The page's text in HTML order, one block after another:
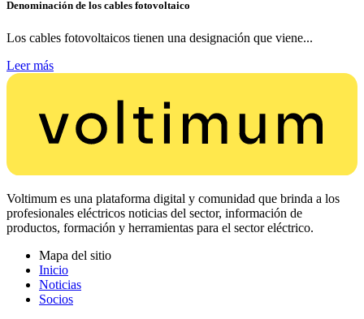
Denominación de los cables fotovoltaico
Los cables fotovoltaicos tienen una designación que viene...
Leer más
Voltimum es una plataforma digital y comunidad que brinda a los
profesionales eléctricos noticias del sector, información de
productos, formación y herramientas para el sector eléctrico.
Mapa del sitio
Inicio
Noticias
Socios